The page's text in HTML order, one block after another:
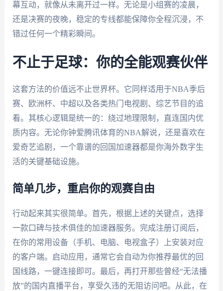
幕互动，就像从未离开过一样。无论是小组赛的凌晨，
还是决赛的夜晚，稳定的专线都能保障你全程沉浸，不
错过任何一个精彩瞬间。
不止于足球：你的全能观赛伙伴
这套方法的价值远不止世界杯。它同样适用于NBA季后
赛、欧洲杯、中超以及各类热门电视剧、综艺节目的追
看。其核心逻辑是统一的：绕过地理限制，直连国内优
质内容。无论你钟爱腾讯体育的NBA解说，还是喜欢在
爱奇艺追剧，一个靠谱的回国加速器都是你海外数字生
活的关键基础设施。
简单几步，重启你的观赛自由
行动起来其实很简单。首先，根据上述的关键点，选择
一款口碑与技术俱佳的加速器服务。完成注册订阅后，
在你的常用设备（手机、电脑、电视盒子）上安装对应
的客户端。启动应用，通常它会自动为你推荐最优的回
国线路，一键连接即可。最后，再打开那些曾经“无法播
放”的国内直播平台，享受久违的无阻访问吧。从此，在